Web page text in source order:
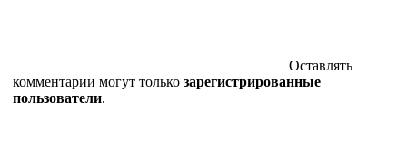
Оставлять
комментарии могут только зарегистрированные
пользователи.